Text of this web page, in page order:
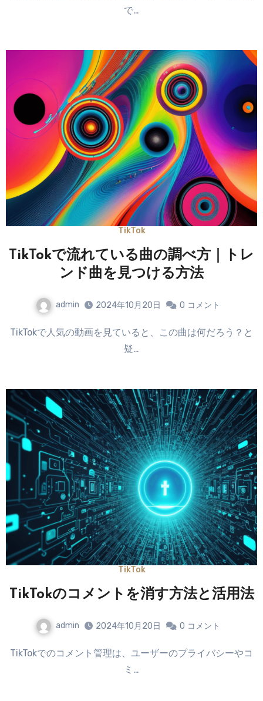
で…
TikTok
TikTokで流れている曲の調べ方｜トレ
ンド曲を見つける方法
admin 2024年10月20日 0 コメント
TikTokで人気の動画を見ていると、この曲は何だろう？と
疑…
TikTok
TikTokのコメントを消す方法と活用法
admin 2024年10月20日 0 コメント
TikTokでのコメント管理は、ユーザーのプライバシーやコ
ミ…